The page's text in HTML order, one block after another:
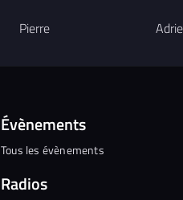
Pierre
Évènements
Tous les évènements
Radios